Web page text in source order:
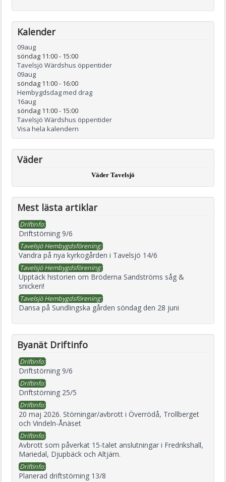
Kalender
09aug
söndag 11:00- 15:00
Tavelsjö Wärdshus öppentider
09aug
söndag 11:00- 16:00
Hembygdsdag med drag
16aug
söndag 11:00- 15:00
Tavelsjö Wärdshus öppentider
Visa hela kalendern
Väder
Väder Tavelsjö
Mest lästa artiklar
Driftinfo:
Driftstörning 9/6
Tavelsjö Hembygdsförening:
Vandra på nya kyrkogården i Tavelsjö 14/6
Tavelsjö Hembygdsförening:
Upptäck historien om Bröderna Sandströms såg &
snickeri!
Tavelsjö Hembygdsförening:
Dansa på Sundlingska gården söndag den 28 juni
Byanät Driftinfo
Driftinfo:
Driftstörning 9/6
Driftinfo:
Driftstörning 25/5
Driftinfo:
20 maj 2026. Störningar/avbrott i Överrödå, Trollberget
och Vindeln-Ånäset
Driftinfo:
Avbrott som påverkat 15-talet anslutningar i Fredrikshall,
Mariedal, Djupbäck och Altjärn.
Driftinfo:
Planerad driftstörning 13/8